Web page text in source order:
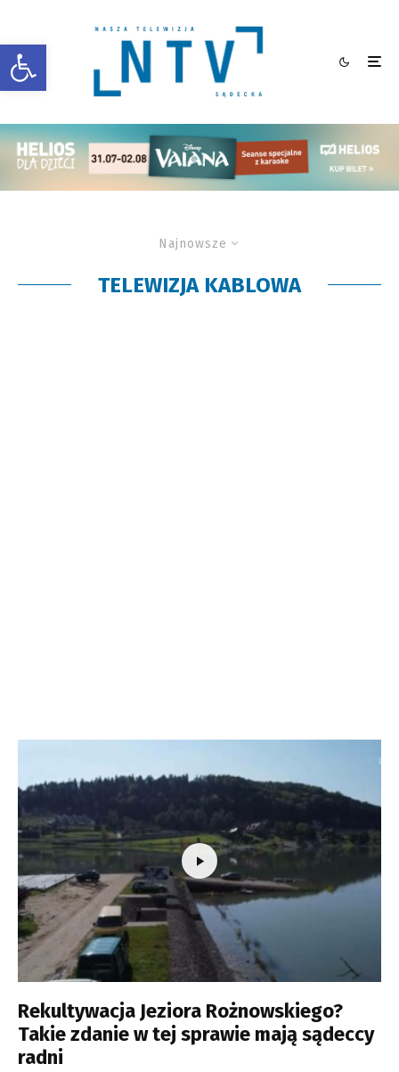
Otwórz pasek narzędzi
Najnowsze
TELEWIZJA KABLOWA
Rekultywacja Jeziora Rożnowskiego?
Takie zdanie w tej sprawie mają sądeccy
radni